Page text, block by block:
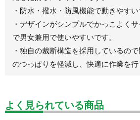
・防水・撥水・防風機能で動きやすい
・デザインがシンプルでかっこよく
で男女兼用で使いやすいです。
・独自の裁断構造を採用しているの
のつっぱりを軽減し、快適に作業を行
よく見られている商品